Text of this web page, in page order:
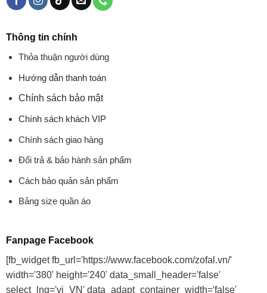
Thông tin chính
Thỏa thuận người dùng
Hướng dẫn thanh toán
Chính sách bảo mật
Chính sách khách VIP
Chính sách giao hàng
Đổi trả & bảo hành sản phẩm
Cách bảo quản sản phẩm
Bảng size quần áo
Fanpage Facebook
[fb_widget fb_url='https://www.facebook.com/zofal.vn/'
width='380' height='240' data_small_header='false'
select_lng='vi_VN' data_adapt_container_width='false'